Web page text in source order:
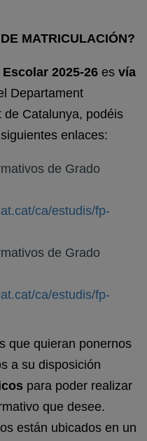
MATRICULACIÓN?
2025-26 es vía
Departament
de Catalunya, podéis
enlaces:
de Grado
ca/estudis/fp-
de Grado
ca/estudis/fp-
que quieran ponernos
a su disposición
para poder realizar
que desee.
están ubicados en un